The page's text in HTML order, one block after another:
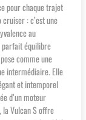
pour chaque trajet
: c’est une
au
parfait équilibre
comme une
intermédiaire. Elle
et intemporel
d’un moteur
Vulcan S offre